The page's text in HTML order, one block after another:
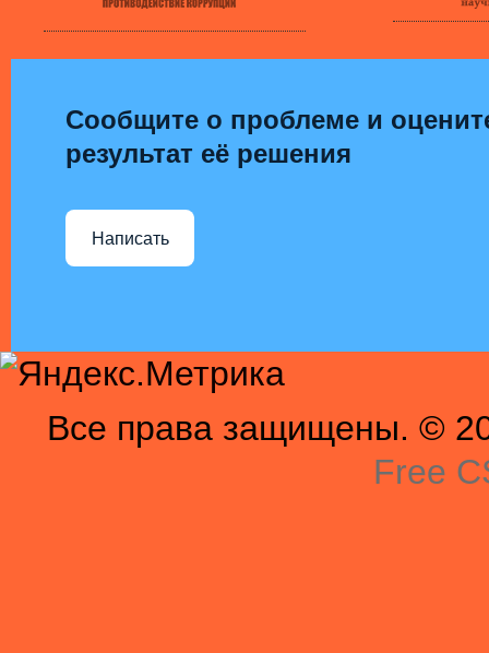
Сообщите о проблеме и
результат её решения
Написать
Все права защищены. ©
Free